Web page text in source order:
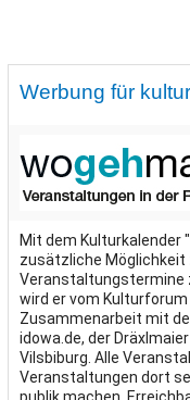
Werbung für
Mit dem Kulturkalender
zusätzliche
Veranstaltungstermine
wird er vom Kulturforum
Zusammenarbeit mit
idowa.de, der
Vilsbiburg. Alle
Veranstaltungen dort